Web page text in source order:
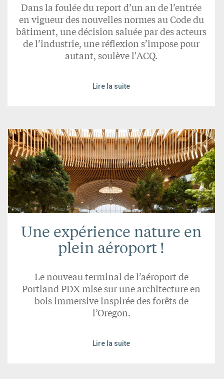
Dans la foulée du report d’un an de l’entrée
en vigueur des nouvelles normes au Code du
bâtiment, une décision saluée par des acteurs
de l’industrie, une réflexion s’impose pour
autant, soulève l'ACQ.
Lire la suite
Une expérience nature en
plein aéroport !
Le nouveau terminal de l’aéroport de
Portland PDX mise sur une architecture en
bois immersive inspirée des forêts de
l’Oregon.
Lire la suite